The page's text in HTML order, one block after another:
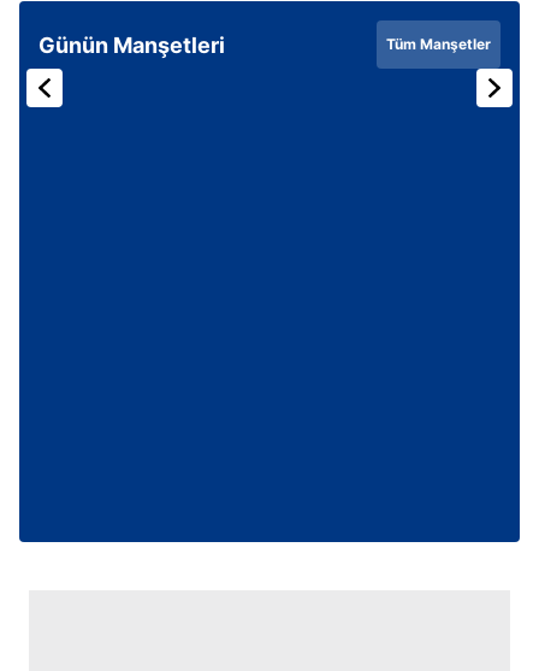
Günün Manşetleri Tüm Manşetler